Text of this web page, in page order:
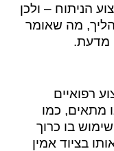
הניתוח – ולכן
מה שאומר
מדעת.
רפואיים
מתאים, כמו
בו כרוך
בציוד אמין